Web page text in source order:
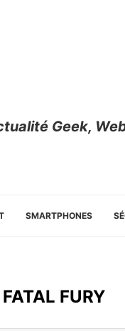
Geek,
SMARTPHONES
FATAL FURY